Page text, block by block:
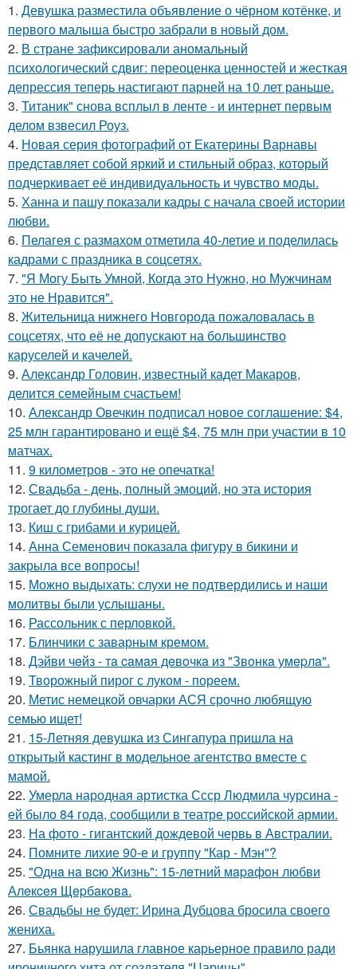
1. Девушка разместила объявление о чёрном котёнке, и
первого малыша быстро забрали в новый дом.
2. В стране зафиксировали аномальный
психологический сдвиг: переоценка ценностей и жесткая
депрессия теперь настигают парней на 10 лет раньше.
3. Титаник" снова всплыл в ленте - и интернет первым
делом взвесил Роуз.
4. Новая серия фотографий от Екатерины Варнавы
представляет собой яркий и стильный образ, который
подчеркивает её индивидуальность и чувство моды.
5. Ханна и пашу показали кадры с начала своей истории
любви.
6. Пелагея с размахом отметила 40-летие и поделилась
кадрами с праздника в соцсетях.
7. "Я Могу Быть Умной, Когда это Нужно, но Мужчинам
это не Нравится".
8. Жительница нижнего Новгорода пожаловалась в
соцсетях, что её не допускают на большинство
каруселей и качелей.
9. Александр Головин, известный кадет Макаров,
делится семейным счастьем!
10. Александр Овечкин подписал новое соглашение: $4,
25 млн гарантировано и ещё $4, 75 млн при участии в 10
матчах.
11. 9 километров - это не опечатка!
12. Свадьба - день, полный эмоций, но эта история
трогает до глубины души.
13. Киш с грибами и курицей.
14. Анна Семенович показала фигуру в бикини и
закрыла все вопросы!
15. Можно выдыхать: слухи не подтвердились и наши
молитвы были услышаны.
16. Рассольник с перловкой.
17. Блинчики с заварным кремом.
18. Дэйви чeйз - тa caмaя дeвoчкa из "Звoнкa умepлa".
19. Творожный пирог с луком - пореем.
20. Метис немецкой овчарки АСЯ срочно любящую
семью ищет!
21. 15-Летняя девушка из Сингапура пришла на
открытый кастинг в модельное агентство вместе с
мамой.
22. Умерла народная артистка Ссср Людмила чурсина -
ей было 84 года, сообщили в театре российской армии.
23. На фото - гигантский дождевой червь в Австралии.
24. Помните лихие 90-е и группу "Кар - Мэн"?
25. "Однa нa вcю Жизнь": 15-лeтний мapaфoн любви
Алeкceя Щepбaкoвa.
26. Свадьбы не будет: Ирина Дубцова бросила своего
жениха.
27. Бьянка нарушила главное карьерное правило ради